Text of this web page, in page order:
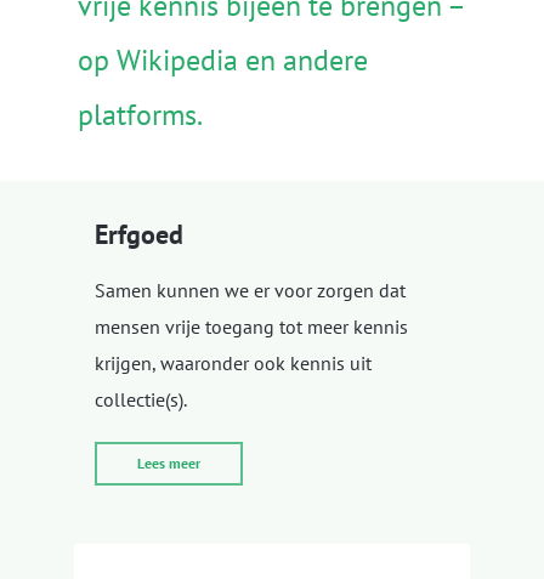
op Wikipedia en andere
platforms.
Erfgoed
Samen kunnen we er voor zorgen dat
mensen vrije toegang tot meer kennis
krijgen, waaronder ook kennis uit
collectie(s).
Lees meer